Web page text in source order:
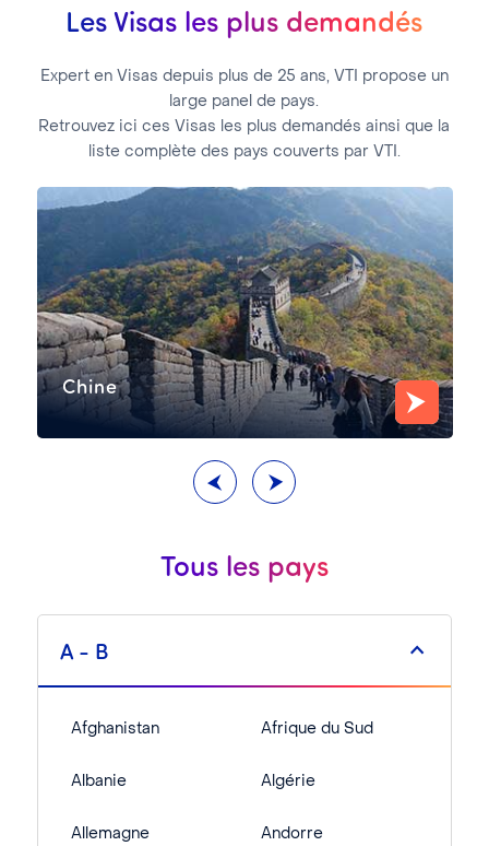
Les Visas les plus demandés
Expert en Visas depuis plus de 25 ans, VTI propose un
large panel de pays.
Retrouvez ici ces Visas les plus demandés ainsi que la
liste complète des pays couverts par VTI.
Chine
Tous les pays
A - B
Afghanistan Afrique du Sud
Albanie Algérie
Allemagne Andorre